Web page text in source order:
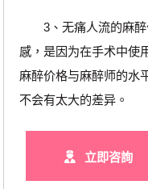
3、无痛人流的麻醉
感，是因为在手术中使
麻醉价格与麻醉师的水
不会有太大的差异。
立即咨詢